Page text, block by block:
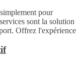
pour
sont la solution
Offrez l'expérience